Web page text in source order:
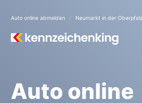
Auto online abmelden Neumarkt in der Oberpfalz
Auto online